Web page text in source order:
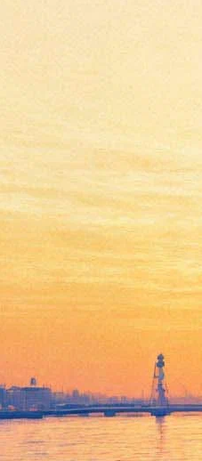
первый
за 10
печати
первый студийный
сообщается на